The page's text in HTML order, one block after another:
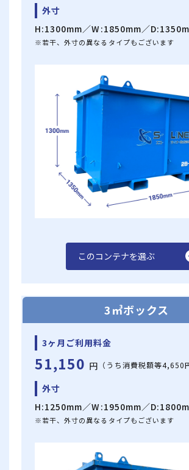
外寸
H:1300mm／W:1850mm／
※若干、外寸の異なるタイプもございます
このコンテナを選ぶ
3㎥ボックス
3ヶ月ご利用料金
51,150 円 （うち消費税額等4,650
外寸
H:1250mm／W:1950mm／
※若干、外寸の異なるタイプもございます